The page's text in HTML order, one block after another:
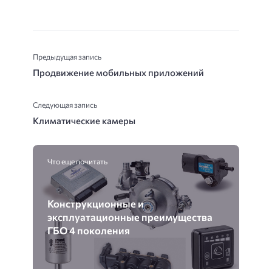
Предыдущая запись
Продвижение мобильных приложений
Следующая запись
Климатические камеры
Что еще почитать
Конструкционные и
эксплуатационные преимущества
ГБО 4 поколения